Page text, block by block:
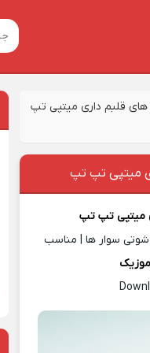
قلبم داری میتپی تپ
میتپی تپ تپ
میتپی تپ تپ
شوتی سوار ها | مناسب